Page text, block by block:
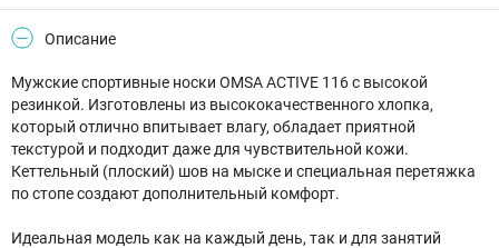
Описание
Мужские спортивные носки OMSA ACTIVE 116 с высокой
резинкой. Изготовлены из высококачественного хлопка,
который отлично впитывает влагу, обладает приятной
текстурой и подходит даже для чувствительной кожи.
Кеттельный (плоский) шов на мыске и специальная перетяжка
по стопе создают дополнительный комфорт.
Идеальная модель как на каждый день, так и для занятий